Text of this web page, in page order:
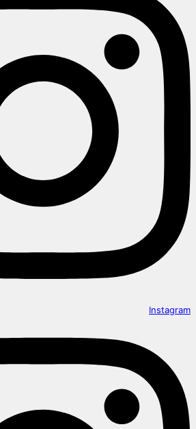
Instagram